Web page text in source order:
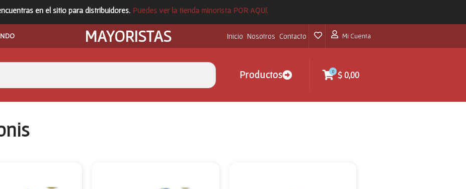
en el sitio para distribuidores. Puedes ver la tienda minorista POR AQUí.
MAYORISTAS Inicio Nosotros Contacto Mi Cuenta
Productos $ 0,00
0